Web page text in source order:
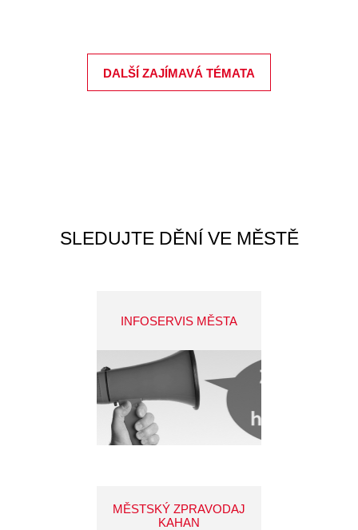
DALŠÍ ZAJÍMAVÁ TÉMATA
SLEDUJTE DĚNÍ VE MĚSTĚ
INFOSERVIS MĚSTA
MĚSTSKÝ ZPRAVODAJ
KAHAN